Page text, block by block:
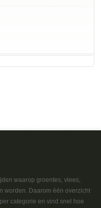
waarop groentes, vlees,
worden. Daarom één overzicht
categorie en vind snel hoe